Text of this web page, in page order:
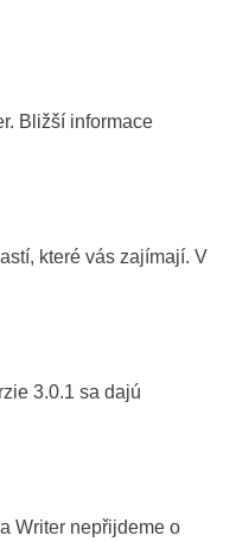
Bližší informace
které vás zajímají. V
3.0.1 sa dajú
Writer nepřijdeme o